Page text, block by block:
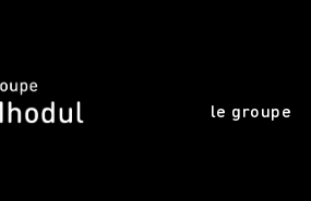
le groupe